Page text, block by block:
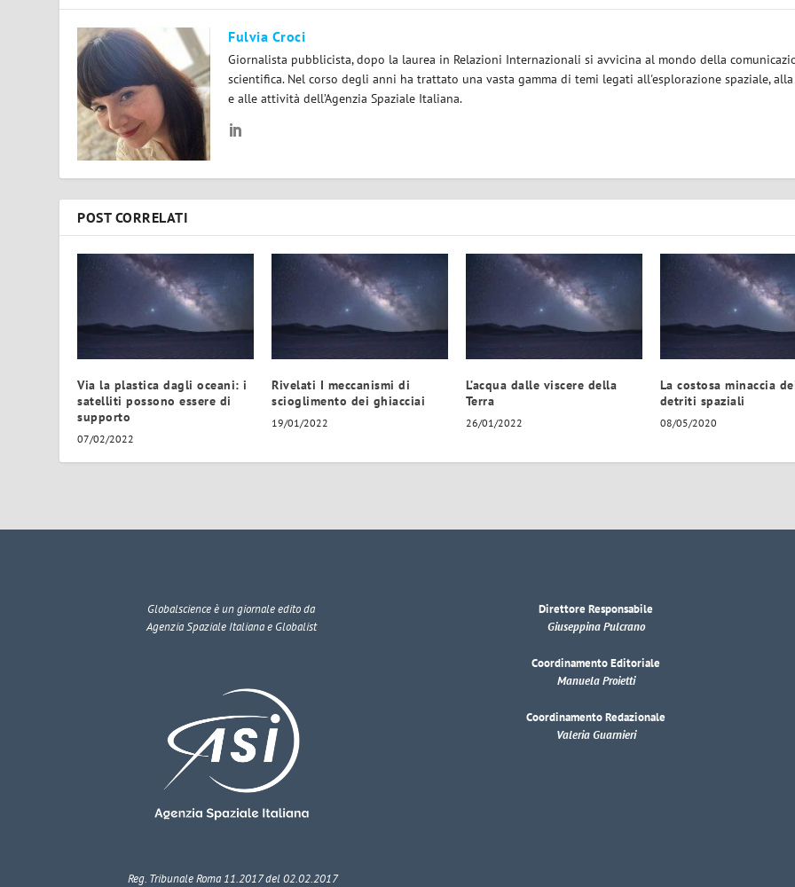
Fulvia Croci
Giornalista pubblicista, dopo la laurea in Relazioni Internazionali si avvicina al mondo della
scientifica. Nel corso degli anni ha trattato una vasta gamma di temi legati all'esplorazione spaziale,
e alle attività dell’Agenzia Spaziale Italiana.
POST CORRELATI
Via la plastica dagli oceani: i
satelliti possono essere di
supporto
07/02/2022
Rivelati I meccanismi di
scioglimento dei ghiacciai
19/01/2022
L’acqua dalle viscere della
Terra
26/01/2022
La costosa minaccia
detriti spaziali
08/05/2020
Globalscienceè un giornale edito da
Agenzia Spaziale Italiana e Globalist
Reg. Tribunale Roma 11.2017 del 02.02.2017
Direttore Responsabile
Giuseppina Pulcrano
Coordinamento Editoriale
Manuela Proietti
Coordinamento Redazionale
Valeria Guarnieri